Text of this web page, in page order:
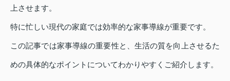
上させます。
特に忙しい現代の家庭では効率的な家事導線が重要です。
この記事では家事導線の重要性と、生活の質を向上させるた
めの具体的なポイントについてわかりやすくご紹介します。